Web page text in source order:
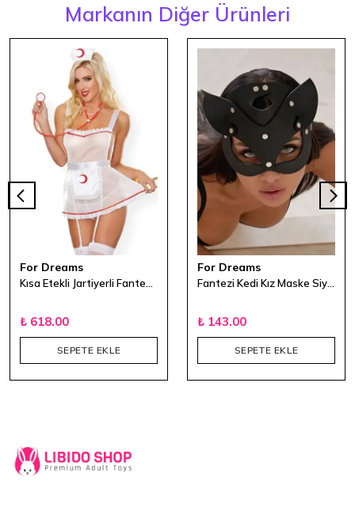
Markanın Diğer Ürünleri
For Dreams
₺ 618.00
SEPETE EKLE
For Dreams
₺ 143.00
SEPETE EKLE